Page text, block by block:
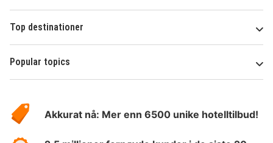
Top destinationer
Popular topics
Hotelspecials
Akkurat nå: Mer enn 6500 unike hotelltilbud!